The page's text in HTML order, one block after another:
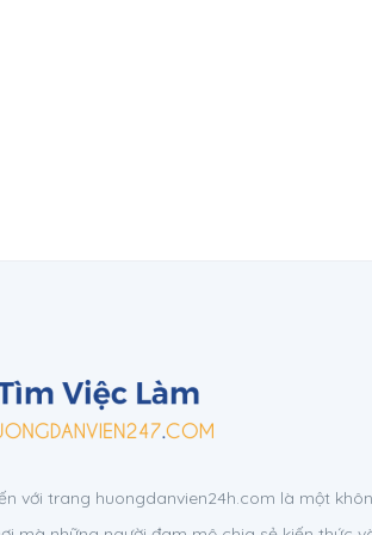
với trang huongdanvien24h.com là một